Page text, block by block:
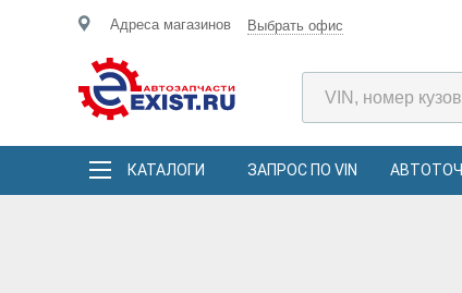
Адреса магазинов Выбрать офис
КАТАЛОГИ ЗАПРОС ПО VIN